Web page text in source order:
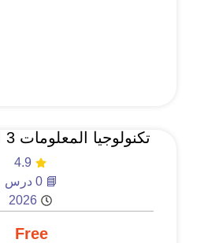
تكنولوجيا المعلومات 3 اعدادي
4.9
📘 0 درس
2026
Free